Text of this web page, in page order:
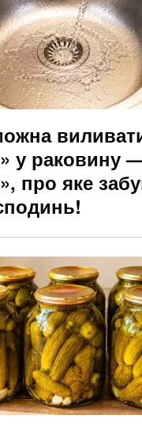
у раковину
про яке